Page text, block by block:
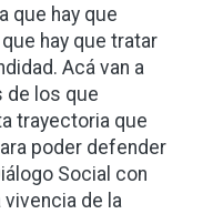
que hay que
hay que tratar
Acá van a
los que
trayectoria que
poder defender
Social con
de la